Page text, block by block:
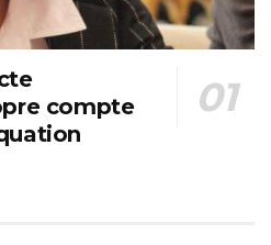
compte